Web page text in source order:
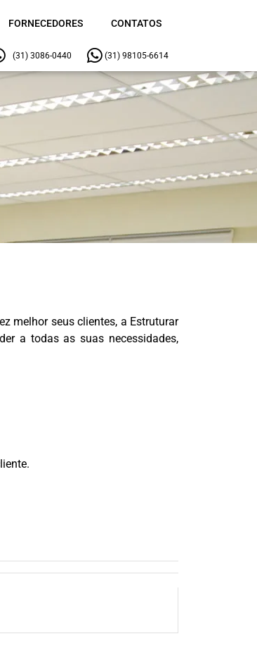
FORNECEDORES CONTATOS
(31) 3086-0440 (31) 98105-6614
melhor seus clientes, a Estruturar
a todas as suas necessidades,